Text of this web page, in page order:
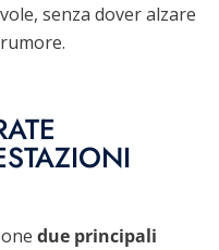
senza dover alzare
due principali